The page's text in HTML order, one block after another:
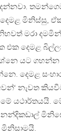
මිනිස්සු,
මරා
එක දෙමළ
යට ගහන්න
දෙමළ
නැවත
යථාර්තයයි.
මිනිසාමයි.